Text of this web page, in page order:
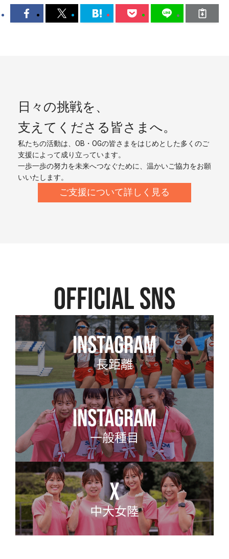
日々の挑戦を、
支えてくださる皆さまへ。
私たちの活動は、OB・OGの皆さまをはじめとした多くのご
支援によって成り立っています。
一歩一歩の努力を未来へつなぐために、温かいご協力をお願
いいたします。
ご支援について詳しく見る
official SNS